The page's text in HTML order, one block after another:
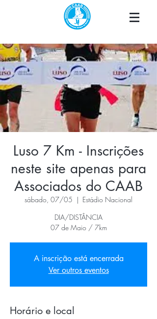
Luso 7 Km - Inscrições
neste site apenas para
Associados do CAAB
sábado, 07/05
  |
Estádio Nacional
DIA/DISTÂNCIA
07 de Maio / 7km
A inscrição está encerrada
Ver outros eventos
Horário e local